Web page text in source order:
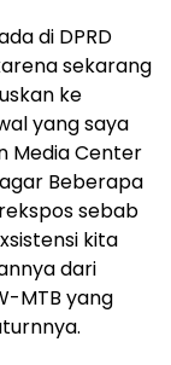
di DPRD
sekarang
ke
yang saya
Media Center
Beberapa
sebab
kita
dari
MTB yang